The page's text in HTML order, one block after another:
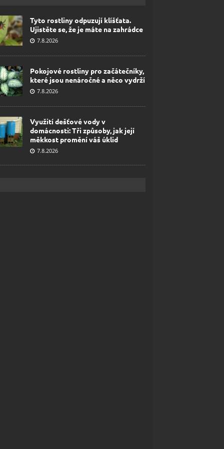
Tyto rostliny odpuzují klíšťata.
Ujistěte se, že je máte na zahrádce
7.8.2026
Pokojové rostliny pro začátečníky,
které jsou nenáročné a něco vydrží
7.8.2026
Využití dešťové vody v
domácnosti: Tři způsoby, jak její
měkkost promění váš úklid
7.8.2026